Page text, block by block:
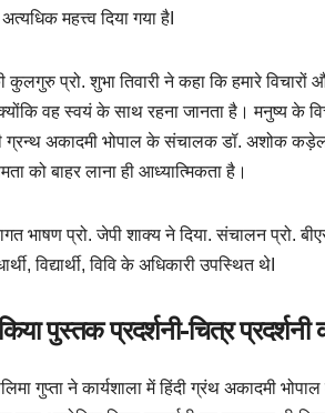
महत्त्व दिया गया हैI
कुलगुरु प्रो. शुभा तिवारी ने कहा कि हमारे
क्योंकि वह स्वयं के साथ रहना जानता है। मनुष्य के
ग्रन्थ अकादमी भोपाल के संचालक डॉ. अशोक कड़ेल
को बाहर लाना ही आध्यात्मिकता है।
भाषण प्रो. जेपी शाक्य ने दिया. संचालन प्रो.
विद्यार्थी, विवि के अधिकारी उपस्थित थेI
पुस्तक प्रदर्शनी-चित्र प्रदर्शनी
गुप्ता ने कार्यशाला में हिंदी ग्रंथ अकादमी